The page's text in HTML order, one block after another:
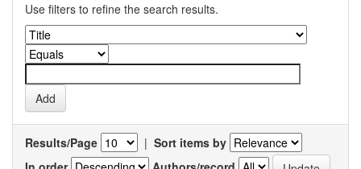
Use filters to refine the search results.
Results/Page | Sort items by